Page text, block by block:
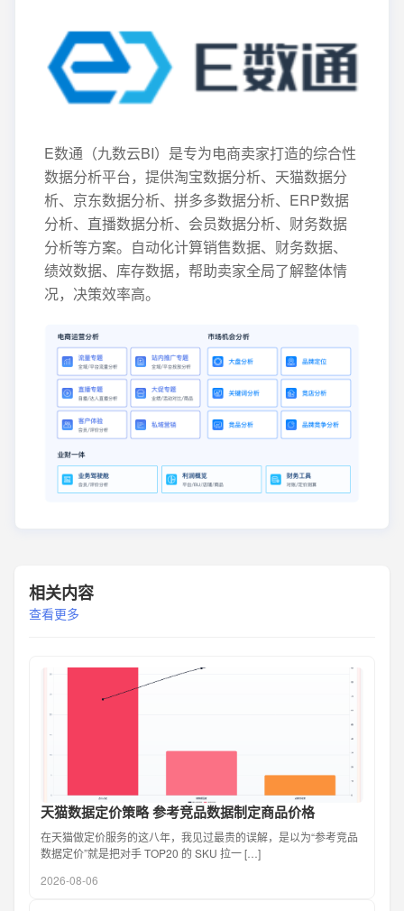
E数通（九数云BI）是专为电商卖家打造的综合性
数据分析平台，提供淘宝数据分析、天猫数据分
析、京东数据分析、拼多多数据分析、ERP数据
分析、直播数据分析、会员数据分析、财务数据
分析等方案。自动化计算销售数据、财务数据、
绩效数据、库存数据，帮助卖家全局了解整体情
况，决策效率高。
相关内容
查看更多
天猫数据定价策略 参考竞品数据制定商品价格
在天猫做定价服务的这八年，我见过最贵的误解，是以为“参考竞品
数据定价”就是把对手 TOP20 的 SKU 拉一 […]
2026-08-06